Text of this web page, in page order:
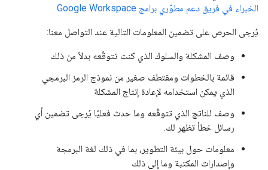
الخبراء في فريق دعم مطوّري برامج Google Workspace
يُرجى الحرص على تضمين المعلومات التالية عند التواصل معنا:
وصف المشكلة والسلوك الذي كنت تتوقّعه بدلاً من ذلك
قائمة بالخطوات ومقتطف صغير من نموذج الرمز البرمجي
الذي يمكن استخدامه لإعادة إنتاج المشكلة
وصف للناتج الذي تتوقّعه وما حدث فعليًا يُرجى تضمين أي
رسائل خطأ تظهر لك.
معلومات حول بيئة التطوير، بما في ذلك لغة البرمجة
وإصدارات المكتبة وما إلى ذلك